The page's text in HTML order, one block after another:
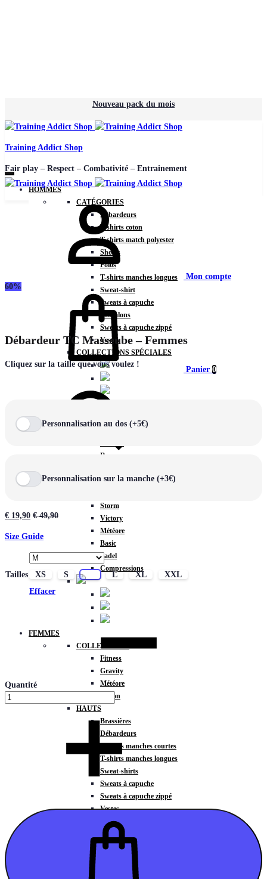
Nouveau pack du mois
Training Addict Shop
Fair play – Respect – Combativité – Entrainement
HOMMES
CATÉGORIES
Débardeurs
T-shirts coton
T-shirts match polyester
Shorts
Polos
T-shirts manches longues
Sweat-shirt
Sweats à capuche
Pantalons
Sweats à capuche zippé
Vestes
COLLECTIONS SPÉCIALES
Rex
Premium
Storm
Victory
Météore
Basic
Padel
Compressions
FEMMES
COLLECTIONS
Fitness
Gravity
Météore
Action
HAUTS
Brassières
Débardeurs
T-shirts manches courtes
T-shirts manches longues
Sweat-shirts
Sweats à capuche
Sweats à capuche zippé
Vestes
Jupes
Shorts
Mon compte
Panier 0
60%
Débardeur TC Masseube – Femmes
Cliquez sur la taille que vous voulez !
Personnalisation au dos (+5€)
Personnalisation sur la manche (+3€)
€ 19,90 €49,90
Size Guide
Tailles XS S L XL
XXL
Effacer
Quantité